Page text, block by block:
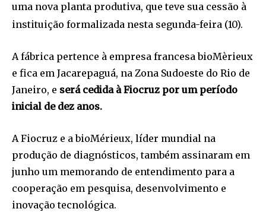
uma nova planta produtiva, que teve sua cessão à
instituição formalizada nesta segunda-feira (10).
A fábrica pertence à empresa francesa bioMèrieux
e fica em Jacarepaguá, na Zona Sudoeste do Rio de
Janeiro, e será cedida à Fiocruz por um período
inicial de dez anos.
A Fiocruz e a bioMérieux, líder mundial na
produção de diagnósticos, também assinaram em
junho um memorando de entendimento para a
cooperação em pesquisa, desenvolvimento e
inovação tecnológica.